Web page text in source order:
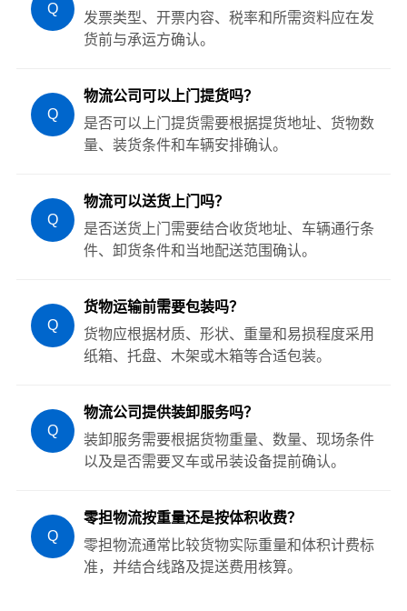
Q
发票类型、开票内容、税率和所需资料应在发
货前与承运方确认。
Q
物流公司可以上门提货吗？
是否可以上门提货需要根据提货地址、货物数
量、装货条件和车辆安排确认。
Q
物流可以送货上门吗？
是否送货上门需要结合收货地址、车辆通行条
件、卸货条件和当地配送范围确认。
Q
货物运输前需要包装吗？
货物应根据材质、形状、重量和易损程度采用
纸箱、托盘、木架或木箱等合适包装。
Q
物流公司提供装卸服务吗？
装卸服务需要根据货物重量、数量、现场条件
以及是否需要叉车或吊装设备提前确认。
Q
零担物流按重量还是按体积收费？
零担物流通常比较货物实际重量和体积计费标
准，并结合线路及提送费用核算。